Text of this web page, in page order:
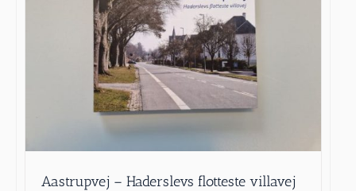
Aastrupvej – Haderslevs flotteste villavej